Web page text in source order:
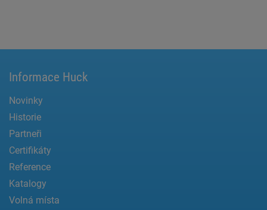
Informace Huck
Novinky
Historie
Partneři
Certifikáty
Reference
Katalogy
Volná místa